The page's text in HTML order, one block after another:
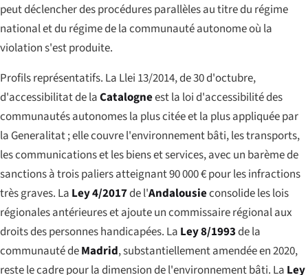
peut déclencher des procédures parallèles au titre du régime
national et du régime de la communauté autonome où la
violation s'est produite.
Profils représentatifs. La Llei 13/2014, de 30 d'octubre,
d'accessibilitatde laCatalogneest la loi d'accessibilité des
communautés autonomes la plus citée et la plus appliquée par
la Generalitat ; elle couvre l'environnement bâti, les transports,
les communications et les biens et services, avec un barème de
sanctions à trois paliers atteignant 90 000 € pour les infractions
très graves. La Ley 4/2017de l'Andalousieconsolide les lois
régionales antérieures et ajoute un commissaire régional aux
droits des personnes handicapées. La Ley 8/1993de la
communauté deMadrid, substantiellement amendée en 2020,
reste le cadre pour la dimension de l'environnement bâti. La Ley